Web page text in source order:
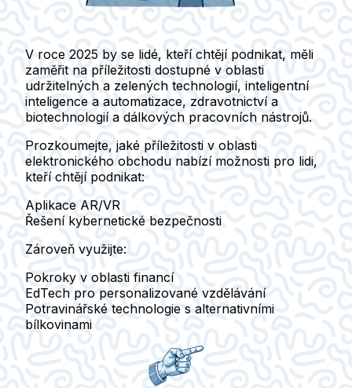
V roce 2025 by se lidé, kteří chtějí podnikat, měli
zaměřit na příležitosti dostupné v oblasti
udržitelných a zelených technologií, inteligentní
inteligence a automatizace, zdravotnictví a
biotechnologiía dálkových pracovních nástrojů.
Prozkoumejte, jaké příležitosti v oblasti
elektronického obchodu nabízí možnosti pro lidi,
kteří chtějí podnikat:
Aplikace AR/VR
Řešení kybernetické bezpečnosti
Zároveň využijte:
Pokroky v oblasti financí
EdTech pro personalizované vzdělávání
Potravinářské technologie s alternativními
bílkovinami